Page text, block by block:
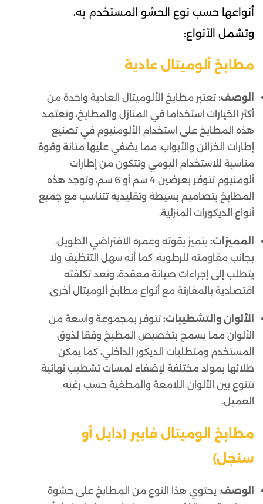
أنواعها حسب نوع الحشو المستخدم به،
وتشمل الأنواع:
مطابخ ألوميتال عادية
الوصف: تعتبر مطابخ الألوميتال العادية واحدة من
أكثر الخيارات استخدامًا في المنازل والمطابخ، وتعتمد
هذه المطابخ على استخدام الألومنيوم في تصنيع
إطارات الخزائن والأبواب، مما يضفي عليها متانة وقوة
مناسبة للاستخدام اليومي وتتكون من إطارات
ألومنيوم تتوفر بعرضين 4 سم أو 6 سم، وتوجد هذه
المطابخ بتصاميم بسيطة وتقليدية تتناسب مع جميع
أنواع الديكورات المنزلية.
المميزات: يتميز بقوته وعمره الافتراضي الطويل،
بجانب مقاومته للرطوبة، كما أنه سهل التنظيف ولا
يتطلب إلى إجراءات صيانة معقدة، وتعد تكلفته
اقتصادية بالمقارنة مع أنواع مطابخ ألوميتال أخرى.
الألوان والتشطيبات: تتوفر بمجموعة واسعة من
الألوان مما يسمح بتخصيص المطبخ وفقًا لذوق
المستخدم ومتطلبات الديكور الداخلي، كما يمكن
طلائها بمواد مختلفة لإضفاء لمسات تشطيب نهائية
تتنوع بين الألوان اللامعة والمطفية حسب رغبه
العميل.
مطابخ الوميتال فايبر (دابل أو
سنجل)
الوصف: يحتوي هذا النوع من المطابخ على حشوة